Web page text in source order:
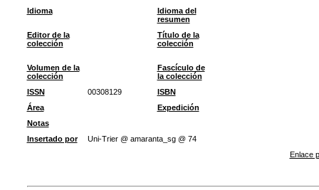
Idioma
Idioma del
resumen
Editor de la
colección
Título de la
colección
Volumen de la
colección
Fascículo de
la colección
ISSN
00308129
ISBN
Área
Expedición
Notas
Insertado por
Uni-Trier @ amaranta_sg @ 74
Enlace